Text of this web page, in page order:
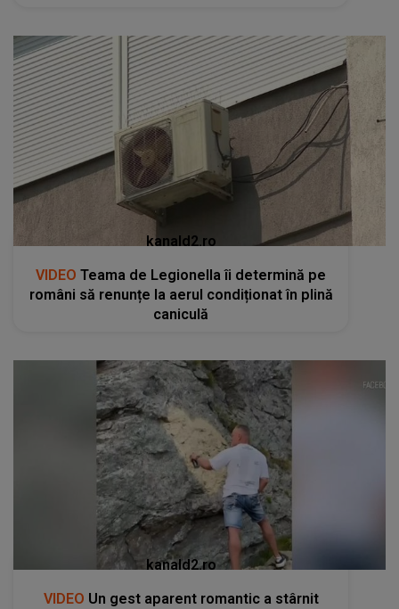
kanald2.ro
VIDEO Teama de Legionella îi determină pe
români să renunțe la aerul condiționat în plină
caniculă
kanald2.ro
VIDEO Un gest aparent romantic a stârnit